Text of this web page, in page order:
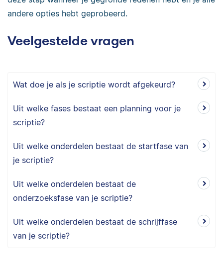
andere opties hebt geprobeerd.
Veelgestelde vragen
Wat doe je als je scriptie wordt afgekeurd?
Uit welke fases bestaat een planning voor je
scriptie?
Uit welke onderdelen bestaat de startfase van
je scriptie?
Uit welke onderdelen bestaat de
onderzoeksfase van je scriptie?
Uit welke onderdelen bestaat de schrijffase
van je scriptie?